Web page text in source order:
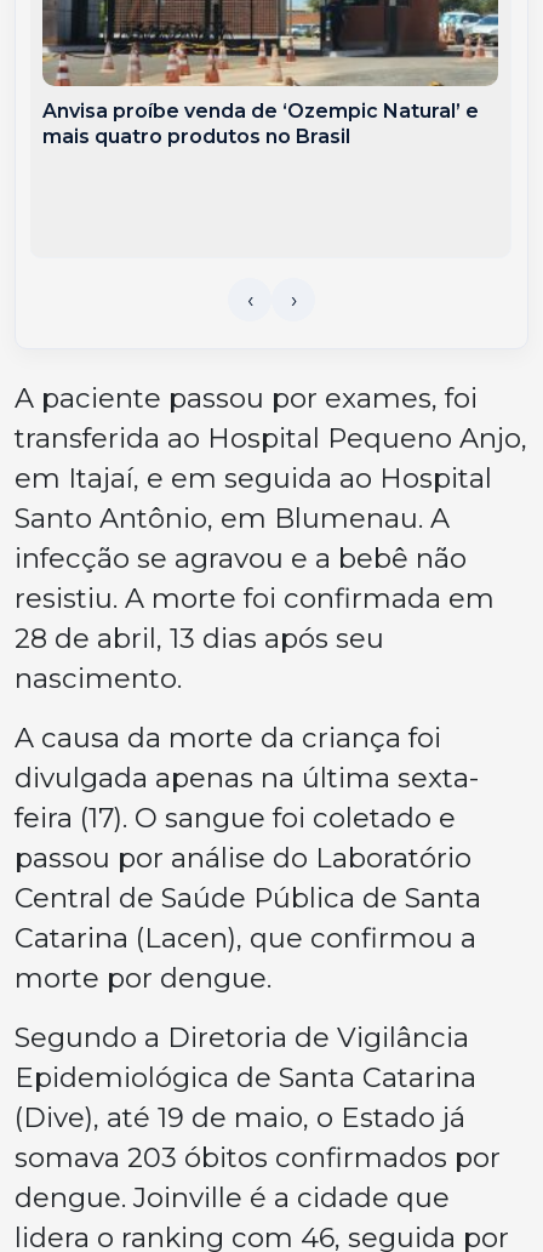
Anvisa proíbe venda de ‘Ozempic Natural’ e
mais quatro produtos no Brasil
A paciente passou por exames, foi
transferida ao Hospital Pequeno Anjo,
em Itajaí, e em seguida ao Hospital
Santo Antônio, em Blumenau. A
infecção se agravou e a bebê não
resistiu. A morte foi confirmada em
28 de abril, 13 dias após seu
nascimento.
A causa da morte da criança foi
divulgada apenas na última sexta-
feira (17). O sangue foi coletado e
passou por análise do Laboratório
Central de Saúde Pública de Santa
Catarina (Lacen), que confirmou a
morte por dengue.
Segundo a Diretoria de Vigilância
Epidemiológica de Santa Catarina
(Dive), até 19 de maio, o Estado já
somava 203 óbitos confirmados por
dengue. Joinville é a cidade que
lidera o ranking com 46, seguida por